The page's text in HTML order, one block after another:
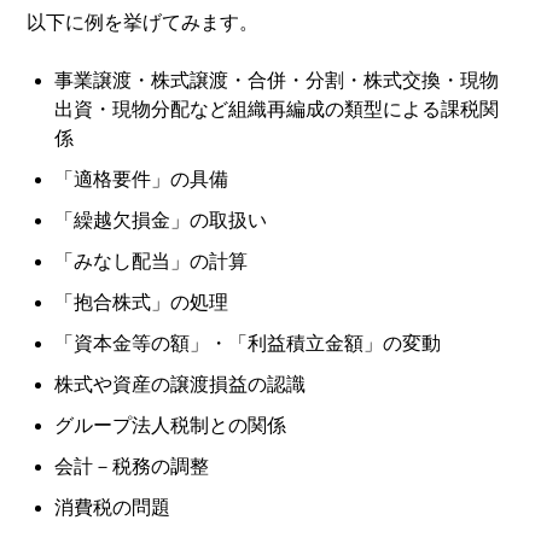
以下に例を挙げてみます。
事業譲渡・株式譲渡・合併・分割・株式交換・現物
出資・現物分配など組織再編成の類型による課税関
係
「適格要件」の具備
「繰越欠損金」の取扱い
「みなし配当」の計算
「抱合株式」の処理
「資本金等の額」・「利益積立金額」の変動
株式や資産の譲渡損益の認識
グループ法人税制との関係
会計－税務の調整
消費税の問題